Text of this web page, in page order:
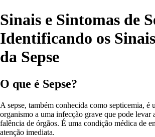
Sinais e Sintomas de
Identificando os
da Sepse
O que é Sepse?
A sepse, também conhecida como septicemia, é
organismo a uma infecção grave que pode levar
falência de órgãos. É uma condição médica de
atenção imediata.